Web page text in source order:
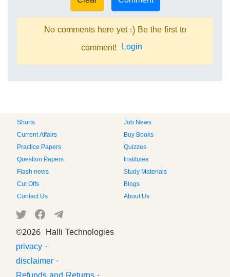
No comments here yet :) Be the first to
comment! Login
Shorts
Job News
Current Affairs
Buy Books
Practice Papers
Quizzes
Question Papers
Institutes
Flash news
Study Materials
Cut Offs
Blogs
Contact Us
About Us
©2026 Halli Technologies
privacy ·
disclaimer ·